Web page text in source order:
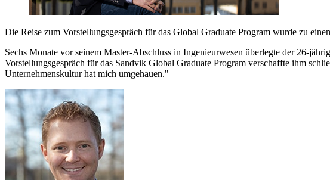
Die Reise zum Vorstellungsgespräch für das Global Graduate Program wurde zu
Sechs Monate vor seinem Master-Abschluss in Ingenieurwesen überlegte der 26-
Vorstellungsgespräch für das Sandvik Global Graduate Program verschaffte ihm
Unternehmenskultur hat mich umgehauen."